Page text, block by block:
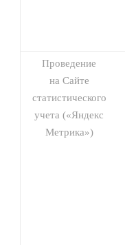
Проведение
на Сайте
статистического
учета («Яндекс
Метрика»)